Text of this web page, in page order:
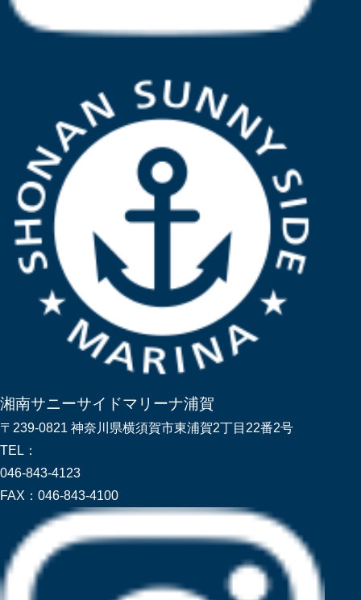
湘南サニーサイドマリーナ浦賀
〒239-0821 神奈川県横須賀市東浦賀2丁目22番2号
TEL：
046-843-4123
FAX： 046-843-4100